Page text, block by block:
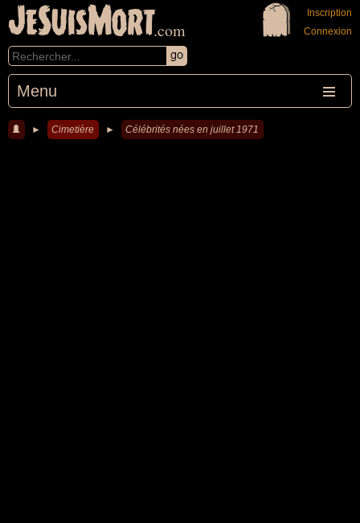
JeSuisMort.com
Menu
Inscription
Connexion
► Cimetière ► Célébrités nées en juillet 1971